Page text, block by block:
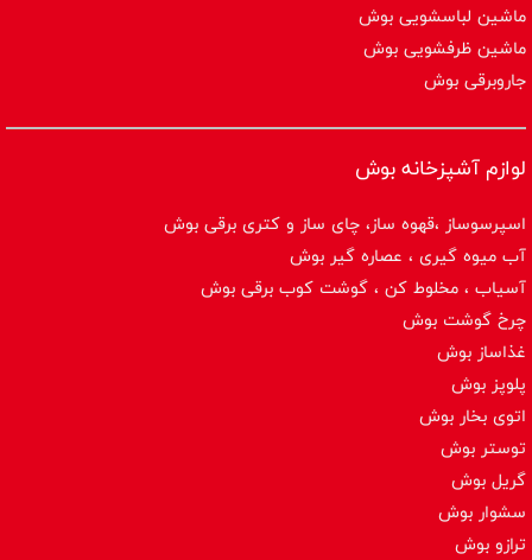
ماشین لباسشویی بوش
ماشین ظرفشویی بوش
جاروبرقی بوش
لوازم آشپزخانه بوش
اسپرسوساز ،قهوه ساز، چای ساز و کتری برقی بوش
آب میوه گیری ، عصاره گیر بوش
آسیاب ، مخلوط کن ، گوشت کوب برقی بوش
چرخ گوشت بوش
غذاساز بوش
پلوپز بوش
اتوی بخار بوش
توستر بوش
گریل بوش
سشوار بوش
ترازو بوش